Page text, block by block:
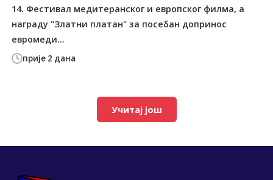
прије 2 дана
14. Фестивал медитеранског и европског филма, а
награду "Златни платан" за посебан допринос
евромеди...
Учитај још